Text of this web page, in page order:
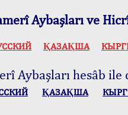
Aybaşları ve
ҚАЗАҚША
Aybaşları hesâb
ҚАЗАҚША